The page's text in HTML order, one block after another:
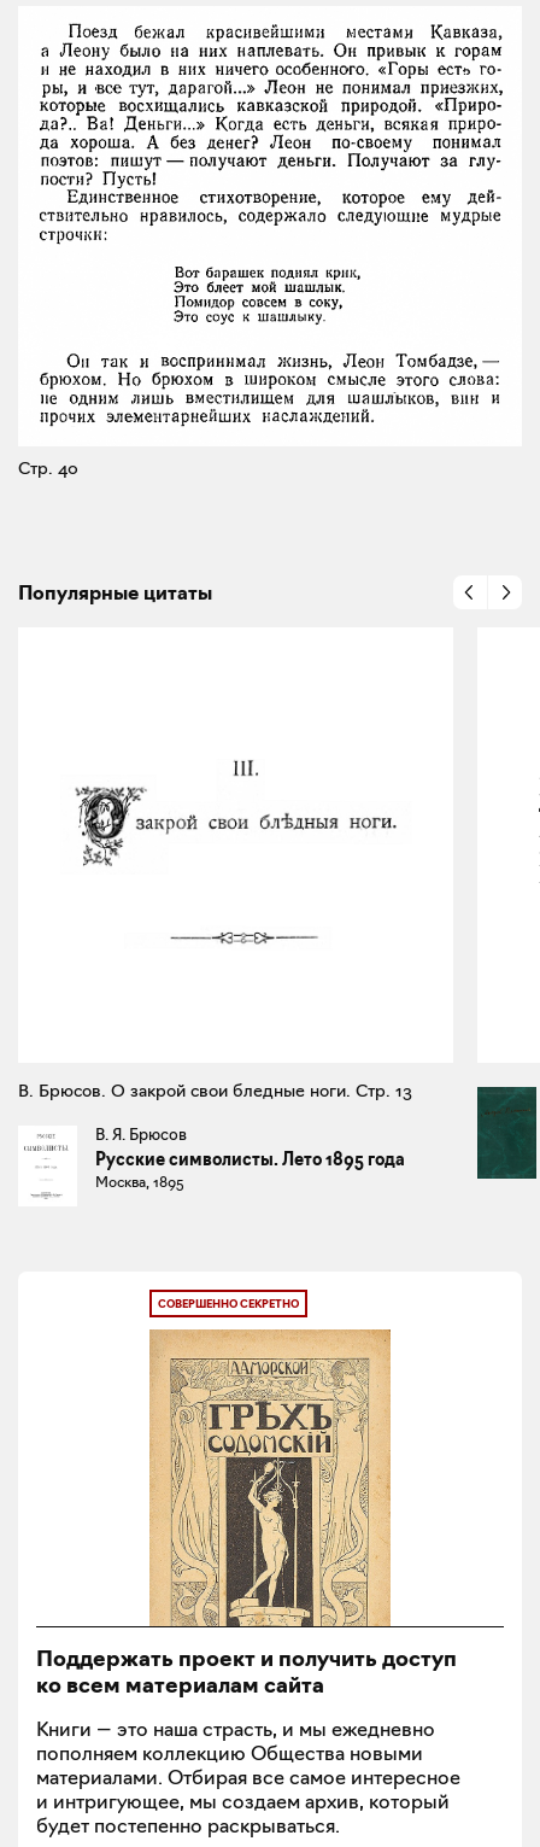
Стр. 40
Популярные цитаты
В. Брюсов. О закрой свои бледные ноги. Стр. 13
В. Я. Брюсов
Русские символисты. Лето 1895 года
Москва, 1895
СОВЕРШЕННО СЕКРЕТНО
Поддержать проект и получить доступ
ко всем материалам сайта
Книги — это наша страсть, и мы ежедневно
пополняем коллекцию Общества новыми
материалами. Отбирая все самое интересное
и интригующее, мы создаем архив, который
будет постепенно раскрываться.